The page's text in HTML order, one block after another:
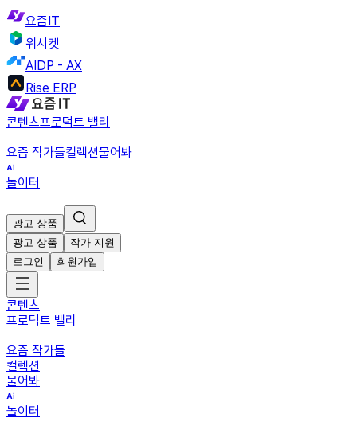
요즘IT
위시켓
AIDP - AX
Rise ERP
콘텐츠프로덕트 밸리
요즘 작가들컬렉션물어봐
놀이터
광고 상품
광고 상품
작가 지원
로그인
회원가입
콘텐츠
프로덕트 밸리
요즘 작가들
컬렉션
물어봐
놀이터